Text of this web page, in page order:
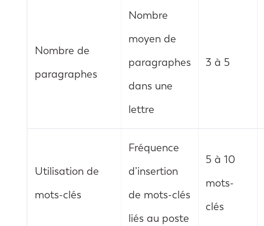
Nombre de
paragraphes
Nombre
moyen de
paragraphes
dans une
lettre
3 à 5
Utilisation de
mots-clés
Fréquence
d’insertion
de mots-clés
liés au poste
5 à 10
mots-
clés